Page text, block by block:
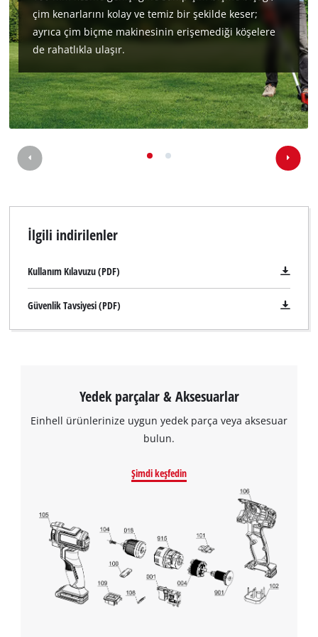
çim kenarlarını kolay ve temiz bir şekilde keser;
ayrıca çim biçme makinesinin erişemediği köşelere
de rahatlıkla ulaşır.
İlgili indirilenler
Kullanım Kılavuzu (PDF)
Güvenlik Tavsiyesi (PDF)
Yedek parçalar & Aksesuarlar
Einhell ürünlerinize uygun yedek parça veya aksesuar
bulun.
Şimdi keşfedin